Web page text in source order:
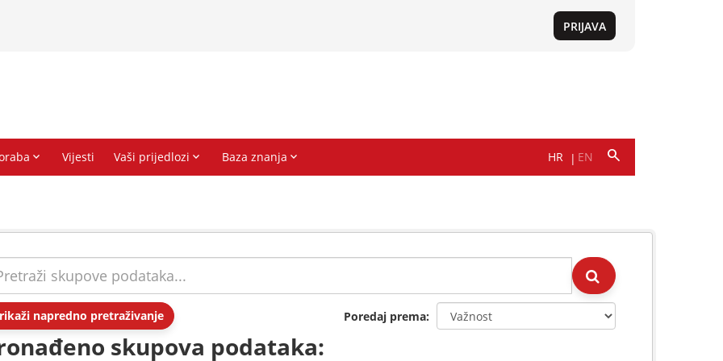
napredno pretraživanje Poredaj prema
skupova podataka: